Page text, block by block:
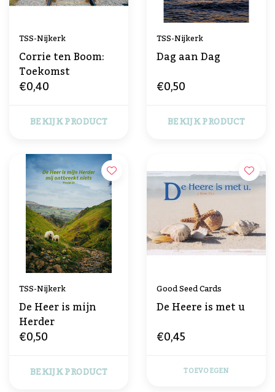
TSS-Nijkerk
Corrie ten Boom:
Toekomst
€0,40
BEKIJK PRODUCT
TSS-Nijkerk
Dag aan Dag
€0,50
BEKIJK PRODUCT
TSS-Nijkerk
De Heer is mijn
Herder
€0,50
BEKIJK PRODUCT
Good Seed Cards
De Heere is met u
€0,45
TOEVOEGEN